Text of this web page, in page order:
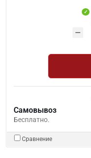
Самовывоз
Бесплатно.
Сравнение